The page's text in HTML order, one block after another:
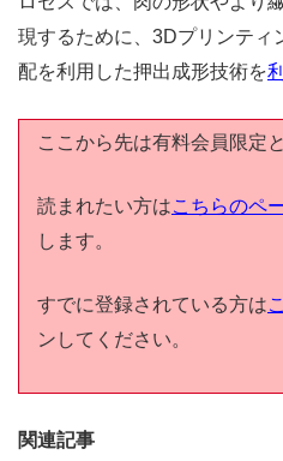
現するために、3Dプリンティ
配を利用した押出成形技術を
ここから先は有料会員限定
読まれたい方はこちらのペ
します。
すでに登録されている方は
ンしてください。
関連記事